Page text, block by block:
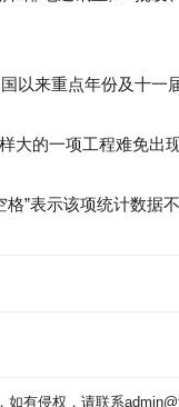
以来重点年份及十一
的一项工程难免出
”表示该项统计数据
有侵权，请联系